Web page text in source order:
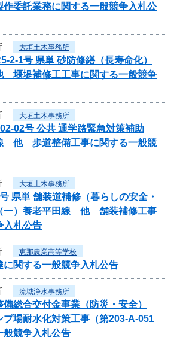
作委託業務に関する一般競争入札公
大垣土木事務所
2-1号 県単 砂防修繕（長寿命化）
堰堤補修工工事に関する一般競争
大垣土木事務所
02号 公共 通学路緊急対策補助
他 歩道整備工事に関する一般競
大垣土木事務所
県単 舗装道補修（暮らしの安全・
一）養老平田線 他 舗装補修工事
入札公告
恵那農業高等学校
に関する一般競争入札公告
流域浄水事務所
総合交付金事業（防災・安全）
プ場耐水化対策工事（第203-A-051
般競争入札公告